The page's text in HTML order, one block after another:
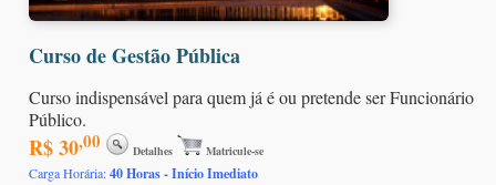
Curso de Gestão Pública
Curso indispensável para quem já é ou pretende ser Funcionário
Público.
R$ 30,00 Detalhes Matricule-se
Carga Horária:40 Horas - Início Imediato